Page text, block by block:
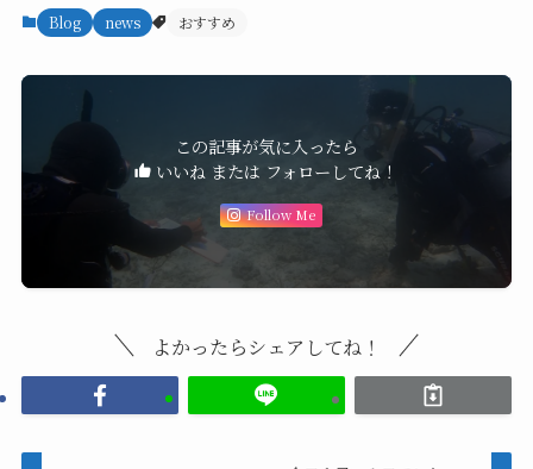
Blog news おすすめ
この記事が気に入ったら
いいね または フォローしてね！
Follow Me
よかったらシェアしてね！